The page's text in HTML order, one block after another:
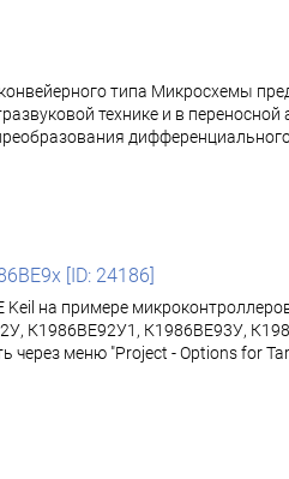
типа Микросхемы
технике и в
[ID: 24186]
Keil на примере
К1986ВЕ92У1, К1986ВЕ93У,
меню "Project - Options for